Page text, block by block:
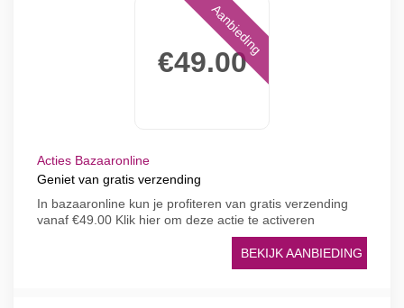
€49.00
Aanbieding
Acties Bazaaronline
Geniet van gratis verzending
In bazaaronline kun je profiteren van gratis verzending
vanaf €49.00 Klik hier om deze actie te activeren
BEKIJK AANBIEDING